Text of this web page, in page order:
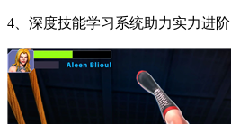
4、深度技能学习系统助力实力进阶